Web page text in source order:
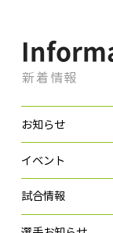
新着情報
お知らせ
イベント
試合情報